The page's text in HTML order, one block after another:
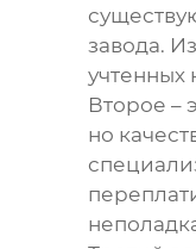
завода.
учтенных
Второе –
но